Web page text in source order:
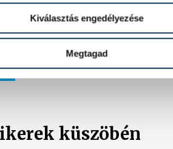
Kiválasztás engedélyezése
Megtagad
küszöbén